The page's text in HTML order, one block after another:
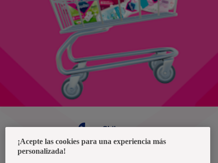
Chile
¡Acepte las cookies para una experiencia más
personalizada!